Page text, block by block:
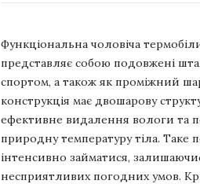
Функціональна чоловіча
представляє собою подовжені
спортом, а також як проміжний
конструкція має двошарову
ефективне видалення вологи та
природну температуру тіла. Таке
інтенсивно займатися,
несприятливих погодних умов.